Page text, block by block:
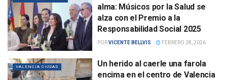
alma: Músicos por la Salud se
alza con el Premio a la
Responsabilidad Social 2025
PORVICENTE BELLVIS FEBRERO 28, 2026
VALENCIA CIUDAD
Un herido al caerle una farola
encima en el centro de Valencia